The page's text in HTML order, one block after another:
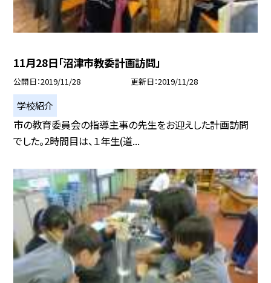
11月28日「沼津市教委計画訪問」
公開日 2019/11/28 更新日 2019/11/28
学校紹介
市の教育委員会の指導主事の先生をお迎えした計画訪問
でした。2時間目は、１年生(道...